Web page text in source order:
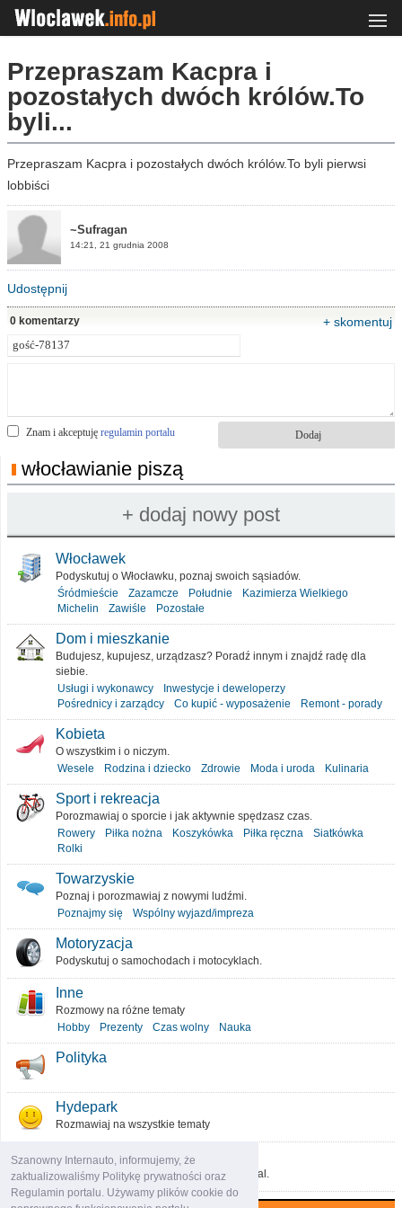
Szanowny Internauto, informujemy, że
zaktualizowaliśmy Politykę prywatności oraz
Regulamin portalu. Używamy plików cookie do
Przepraszam Kacpra i
pozostałych dwóch królów.To
byli...
Przepraszam Kacpra i pozostałych dwóch królów.To byli pierwsi
lobbiści
~Sufragan
14:21, 21 grudnia 2008
Udostępnij
0 komentarzy + skomentuj
Znam i akceptuję regulamin portalu
włocławianie piszą
Włocławek
Podyskutuj o Włocławku, poznaj swoich sąsiadów.
Śródmieście
Zazamcze Południe
Kazimierza Wielkiego
Michelin
Zawiśle Pozostałe
Dom i mieszkanie
Budujesz, kupujesz, urządzasz? Poradź innym i znajdź radę dla
siebie.
Usługi i wykonawcy
Inwestycje i deweloperzy
Pośrednicy i zarządcy
Co kupić - wyposażenie Remont - porady
Kobieta
O wszystkim i o niczym.
Wesele
Rodzina i dziecko Zdrowie Moda i uroda Kulinaria
Sport i rekreacja
Porozmawiaj o sporcie i jak aktywnie spędzasz czas.
Rowery
Piłka nożna Koszykówka Piłka ręczna
Siatkówka
Rolki
Towarzyskie
Poznaj i porozmawiaj z nowymi ludźmi.
Poznajmy się
Wspólny wyjazd/impreza
Motoryzacja
Podyskutuj o samochodach i motocyklach.
Inne
Rozmowy na różne tematy
Hobby
Prezenty Czas wolny Nauka
Polityka
Hydepark
Rozmawiaj na wszystkie tematy
O portalu
Podziel się pomysłami, które ulepszą portal.